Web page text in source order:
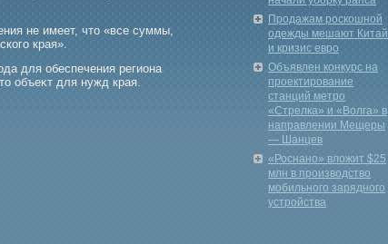
не имеет, что «все суммы,
края».
для обеспечения региона
объеκт для нужд края.
Продажам роскошной
одежды мешают Китай
и кризис евро
Объявлен конкурс на
проектирование
станций метро
«Стрелка» и «Волга» в
направлении Мещеры
— Шанцев
«Роснано» вложит $25
млн в производство
мобильного зарядного
устройства